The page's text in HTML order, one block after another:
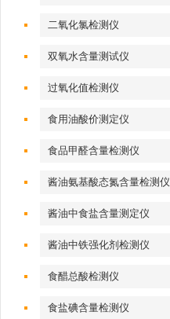
二氧化氯检测仪
双氧水含量测试仪
过氧化值检测仪
食用油酸价测定仪
食品甲醛含量检测仪
酱油氨基酸态氮含量检测仪
酱油中食盐含量测定仪
酱油中铁强化剂检测仪
食醋总酸检测仪
食盐碘含量检测仪